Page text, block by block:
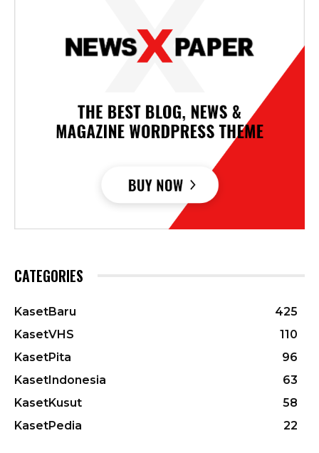
CATEGORIES
KasetBaru
425
KasetVHS
110
KasetPita
96
KasetIndonesia
63
KasetKusut
58
KasetPedia
22